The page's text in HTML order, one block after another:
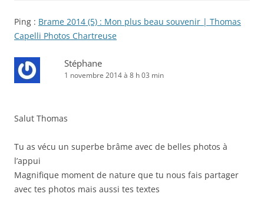
Ping : Brame 2014 (5) : Mon plus beau souvenir | Thomas
Capelli Photos Chartreuse
Stéphane
1 novembre 2014 à 8 h 03 min
Salut Thomas
Tu as vécu un superbe brâme avec de belles photos à
l’appui
Magnifique moment de nature que tu nous fais partager
avec tes photos mais aussi tes textes